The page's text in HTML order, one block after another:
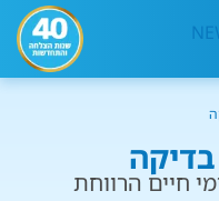
חיים הרווחת